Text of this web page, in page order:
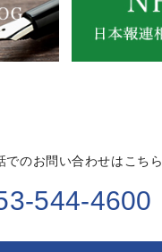
でのお問い合わせはこちら
544-4600